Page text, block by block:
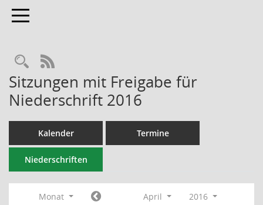
Toggle navigation
RSS-Feed
Sitzungen mit Freigabe für
Niederschrift 2016
Kalender Termine
Niederschriften
Monat April
2016